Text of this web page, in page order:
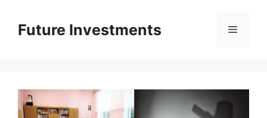
вмістуFuture Investments Меню